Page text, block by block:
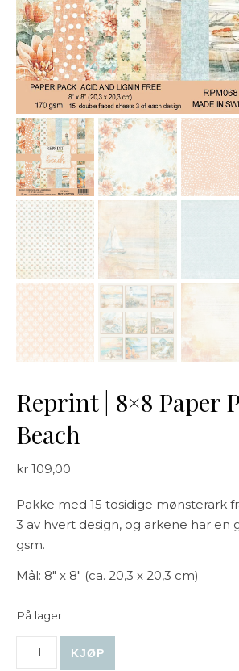
Reprint | 8×8 Paper
Beach
kr 109,00
Pakke med 15 tosidige mønsterark
3 av hvert design, og arkene har en
gsm.
Mål: 8″ x 8″ (ca. 20,3 x 20,3 cm)
På lager
KJØP